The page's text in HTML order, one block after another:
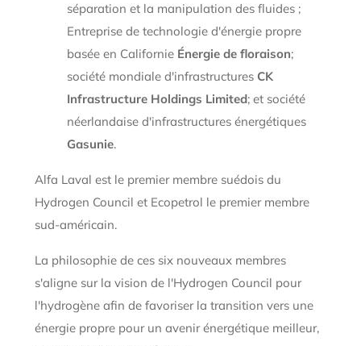
séparation et la manipulation des fluides ;
Entreprise de technologie d'énergie propre
basée en Californie Énergie de floraison;
société mondiale d'infrastructures CK
Infrastructure Holdings Limited; et société
néerlandaise d'infrastructures énergétiques
Gasunie.
Alfa Laval est le premier membre suédois du
Hydrogen Council et Ecopetrol le premier membre
sud-américain.
La philosophie de ces six nouveaux membres
s'aligne sur la vision de l'Hydrogen Council pour
l'hydrogène afin de favoriser la transition vers une
énergie propre pour un avenir énergétique meilleur,